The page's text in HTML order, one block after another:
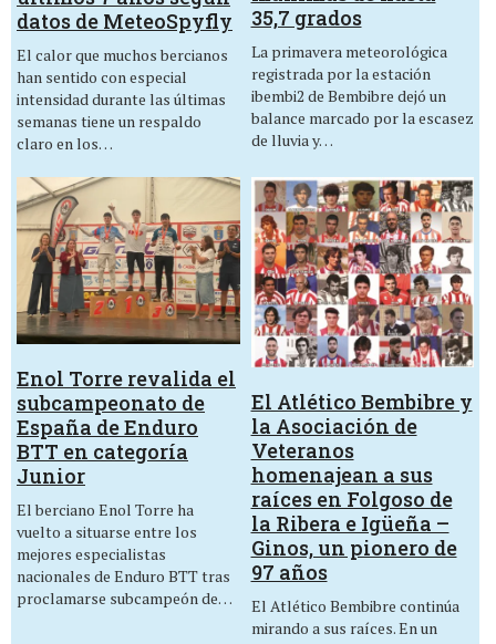
datos de MeteoSpyfly
El calor que muchos bercianos
han sentido con especial
intensidad durante las últimas
semanas tiene un respaldo
claro en los…
35,7 grados
La primavera meteorológica
registrada por la estación
ibembi2 de Bembibre dejó un
balance marcado por la escasez
de lluvia y…
Enol Torre revalida el
subcampeonato de
España de Enduro
BTT en categoría
Junior
El berciano Enol Torre ha
vuelto a situarse entre los
mejores especialistas
nacionales de Enduro BTT tras
proclamarse subcampeón de…
El Atlético Bembibre y
la Asociación de
Veteranos
homenajean a sus
raíces en Folgoso de
la Ribera e Igüeña –
Ginos, un pionero de
97 años
El Atlético Bembibre continúa
mirando a sus raíces. En un